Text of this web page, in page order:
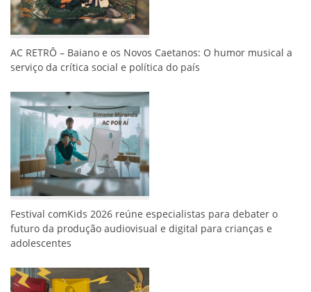
AC RETRÔ – Baiano e os Novos Caetanos: O humor musical a
serviço da crítica social e política do país
Festival comKids 2026 reúne especialistas para debater o
futuro da produção audiovisual e digital para crianças e
adolescentes